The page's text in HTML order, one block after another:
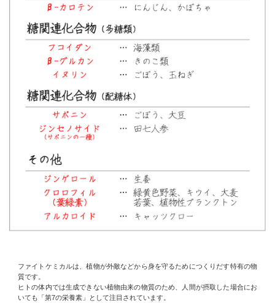
ファイトケミカルは、植物が外敵などから身を守るためにつくりだす特有の物
質です。
ヒトの体内では生成できない植物由来の物質のため、人間が摂取した場合にお
いても「第7の栄養素」として注目されています。